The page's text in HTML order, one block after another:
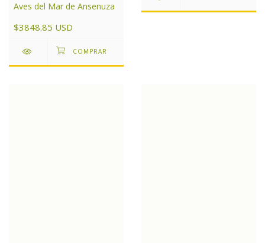
Aves del Mar de Ansenuza
$3848.85 USD